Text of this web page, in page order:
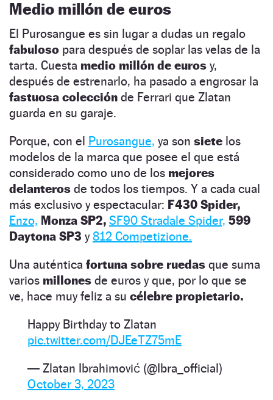
Medio millón de euros
El Purosangue es sin lugar a dudas un regalo
fabuloso para después de soplar las velas de la
tarta. Cuesta medio millón de euros y,
después de estrenarlo, ha pasado a engrosar la
fastuosa colección de Ferrari que Zlatan
guarda en su garaje.
Porque, con el Purosangue, ya son siete los
modelos de la marca que posee el que está
considerado como uno de los mejores
delanteros de todos los tiempos. Y a cada cual
más exclusivo y espectacular: F430 Spider,
Enzo, Monza SP2, SF90 Stradale Spider, 599
Daytona SP3 y812 Competizione.
Una auténtica fortuna sobre ruedas que suma
varios millones de euros y que, por lo que se
ve, hace muy feliz a su célebre propietario.
Happy Birthday to Zlatan
pic.twitter.com/DJEeTZ75mE
— Zlatan Ibrahimović (@Ibra_official)
October 3, 2023